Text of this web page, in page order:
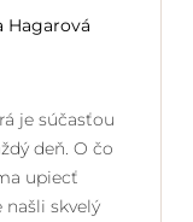
Hagarová
je súčasťou
deň. O čo
upiecť
skvelý